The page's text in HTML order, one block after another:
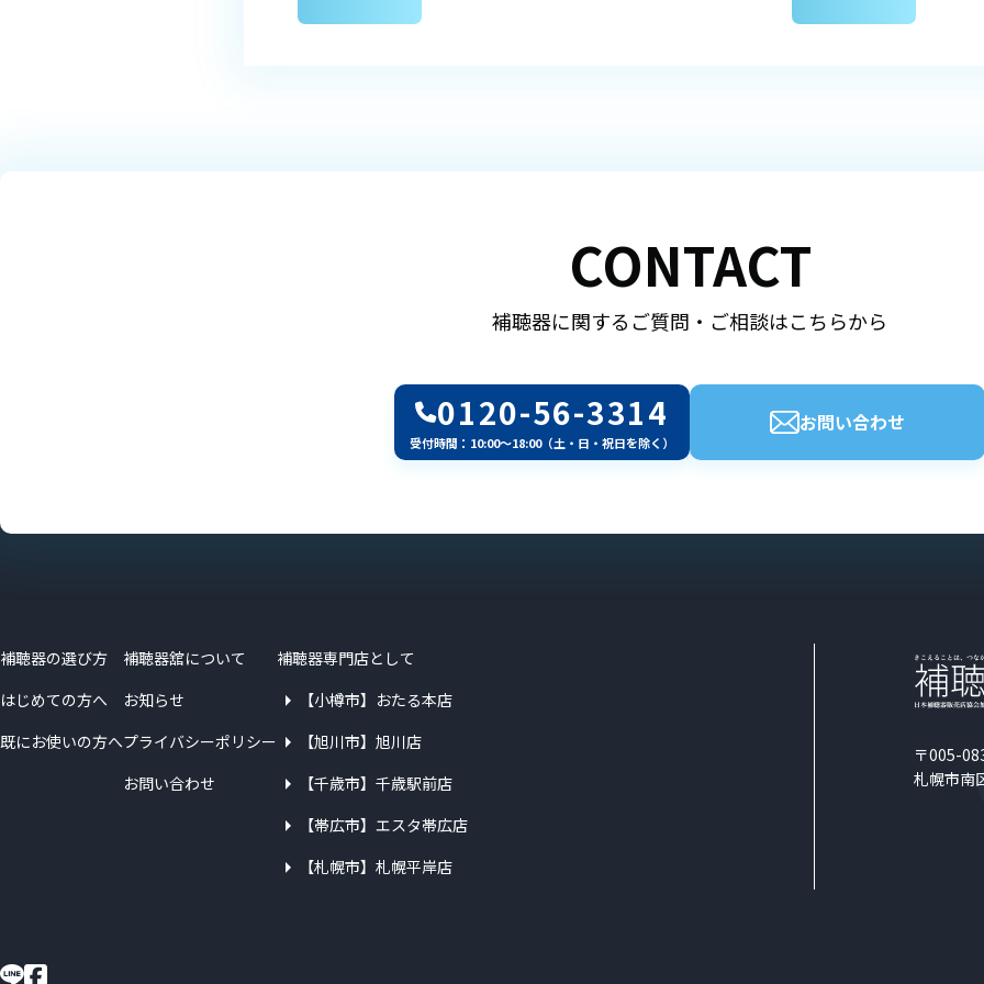
CONTACT
補聴器に関するご質問・ご相談はこちらから
0120-56-3314
受付時間：10:00～18:00（土・日・祝日を除く）
お問い合わせ
補聴器の選び方
はじめての方へ
既にお使いの方へ
補聴器舘について
お知らせ
プライバシーポリシー
お問い合わせ
補聴器専門店として
【小樽市】おたる本店
【旭川市】旭川店
【千歳市】千歳駅前店
【帯広市】エスタ帯広店
【札幌市】札幌平岸店
〒005-
札幌市南